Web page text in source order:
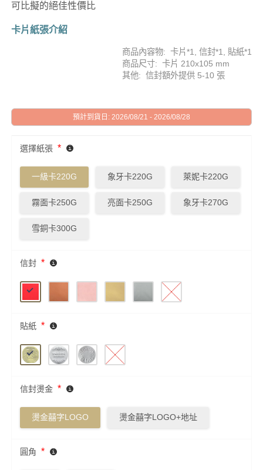
可比擬的絕佳性價比
卡片紙張介紹
商品內容物: 卡片*1, 信封*1, 貼紙*1
商品尺寸: 卡片 210x105 mm
其他: 信封額外提供 5-10 張
預計到貨日: 2026/08/21 - 2026/08/28
選擇紙張 *
一級卡220G 象牙卡220G 萊妮卡220G
霧面卡250G 亮面卡250G 象牙卡270G
雪銅卡300G
信封 *
貼紙 *
信封燙金 *
燙金囍字LOGO 燙金囍字LOGO+地址
圓角 *